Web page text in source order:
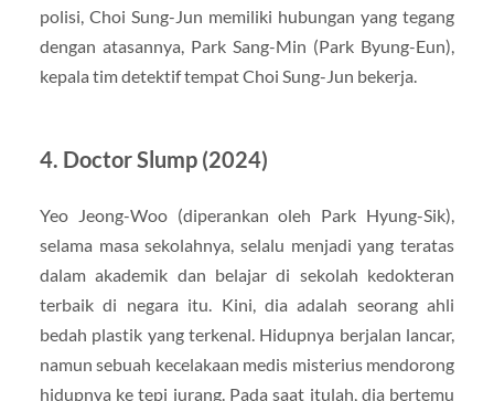
polisi, Choi Sung-Jun memiliki hubungan yang tegang
dengan atasannya, Park Sang-Min (Park Byung-Eun),
kepala tim detektif tempat Choi Sung-Jun bekerja.
4. Doctor Slump (2024)
Yeo Jeong-Woo (diperankan oleh Park Hyung-Sik),
selama masa sekolahnya, selalu menjadi yang teratas
dalam akademik dan belajar di sekolah kedokteran
terbaik di negara itu. Kini, dia adalah seorang ahli
bedah plastik yang terkenal. Hidupnya berjalan lancar,
namun sebuah kecelakaan medis misterius mendorong
hidupnya ke tepi jurang. Pada saat itulah, dia bertemu